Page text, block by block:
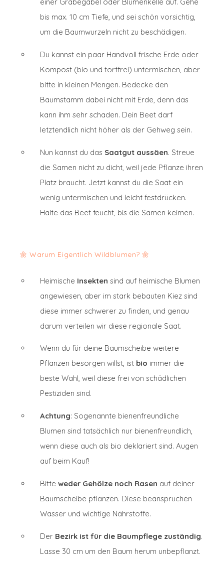
bis max. 10 cm Tiefe, und sei schön vorsichtig,
um die Baumwurzeln nicht zu beschädigen.
Du kannst ein paar Handvoll frische Erde oder
Kompost (bio und torffrei) untermischen, aber
bitte in kleinen Mengen. Bedecke den
Baumstamm dabei nicht mit Erde, denn das
kann ihm sehr schaden. Dein Beet darf
letztendlich nicht höher als der Gehweg sein.
Nun kannst du das Saatgut aussäen. Streue
die Samen nicht zu dicht, weil jede Pflanze ihren
Platz braucht. Jetzt kannst du die Saat ein
wenig untermischen und leicht festdrücken.
Halte das Beet feucht, bis die Samen keimen.
🌼 Warum Eigentlich Wildblumen? 🌼
Heimische Insekten sind auf heimische Blumen
angewiesen, aber im stark bebauten Kiez sind
diese immer schwerer zu finden, und genau
darum verteilen wir diese regionale Saat.
Wenn du für deine Baumscheibe weitere
Pflanzen besorgen willst, ist bio immer die
beste Wahl, weil diese frei von schädlichen
Pestiziden sind.
Achtung: Sogenannte bienenfreundliche
Blumen sind tatsächlich nur bienenfreundlich,
wenn diese auch als bio deklariert sind. Augen
auf beim Kauf!
Bitte weder Gehölze noch Rasen auf deiner
Baumscheibe pflanzen. Diese beanspruchen
Wasser und wichtige Nährstoffe.
Der Bezirk ist für die Baumpflege zuständig.
Lasse 30 cm um den Baum herum unbepflanzt.